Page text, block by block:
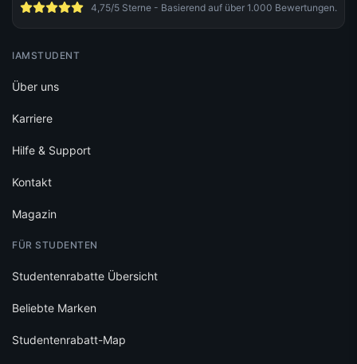
4,75/5 Sterne - Basierend auf über 1.000 Bewertungen.
IAMSTUDENT
Über uns
Karriere
Hilfe & Support
Kontakt
Magazin
FÜR STUDENTEN
Studentenrabatte Übersicht
Beliebte Marken
Studentenrabatt-Map